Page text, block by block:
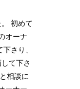
初めて
オーナ
さり、
て下さ
相談に